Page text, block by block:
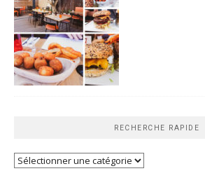
RECHERCHE RAPIDE
Recherche